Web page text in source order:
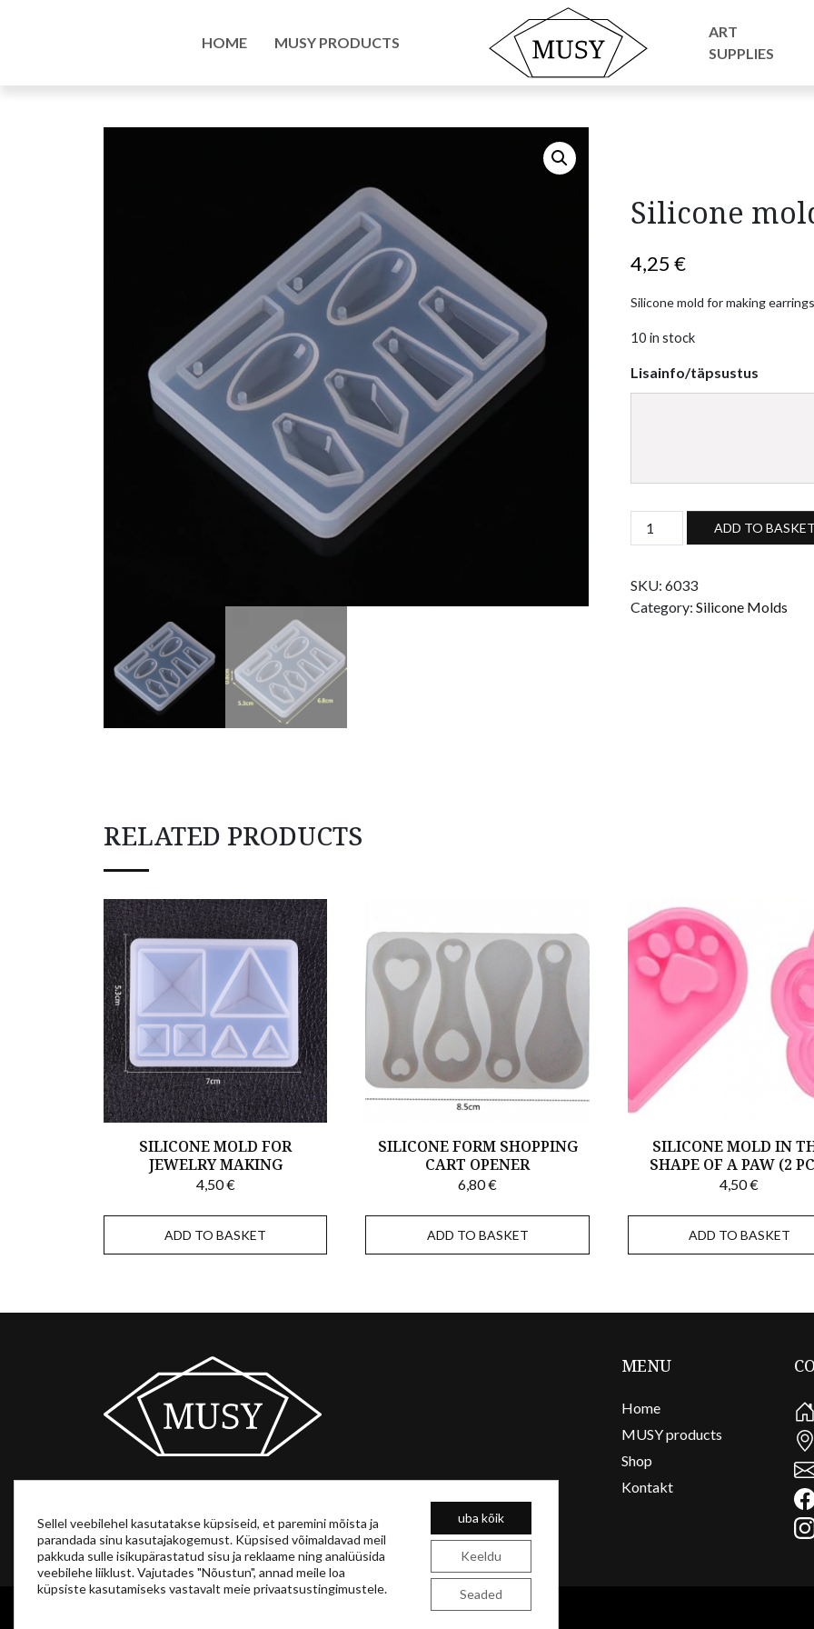
HOME MUSY PRODUCTS
ART
SUPPLIES
/ Silicone mold for making earrings
Silicone
4,25€
Silicone mold for making
10 in stock
Lisainfo/täpsustus
Silicone mold for making
ADD TO BASKET
SKU:6033
Category:Silicone Molds
RELATED PRODUCTS
SILICONE MOLD FOR
JEWELRY MAKING
4,50€
ADD TO BASKET
SILICONE FORM SHOPPING
CART OPENER
6,80€
ADD TO BASKET
SILICONE MOLD IN
SHAPE OF A PAW (2
4,50€
ADD TO BASKET
MENU
Home
MUSY products
Shop
Kontakt
Sellel veebilehel kasutatakse küpsiseid, et paremini mõista ja
parandada sinu kasutajakogemust. Küpsised võimaldavad meil
pakkuda sulle isikupärastatud sisu ja reklaame ning analüüsida
veebilehe liiklust. Vajutades "Nõustun", annad meile loa
küpsiste kasutamiseks vastavalt meie privaatsustingimustele.
uba kõik
Keeldu
Seaded